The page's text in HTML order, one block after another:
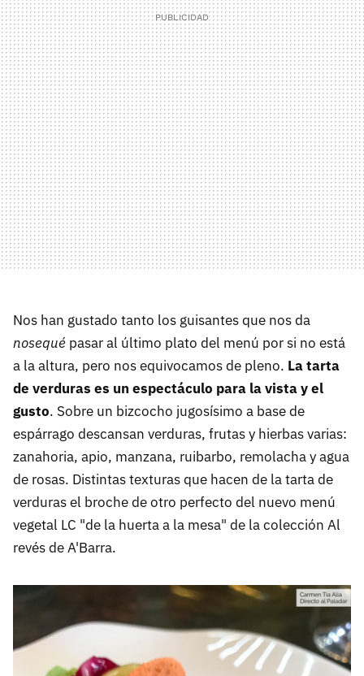
Nos han gustado tanto los guisantes que nos da
nosequé pasar al último plato del menú por si no está
a la altura, pero nos equivocamos de pleno. La tarta
de verduras es un espectáculo para la vista y el
gusto. Sobre un bizcocho jugosísimo a base de
espárrago descansan verduras, frutas y hierbas varias:
zanahoria, apio, manzana, ruibarbo, remolacha y agua
de rosas. Distintas texturas que hacen de la tarta de
verduras el broche de otro perfecto del nuevo menú
vegetal LC "de la huerta a la mesa" de la colección Al
revés de A'Barra.